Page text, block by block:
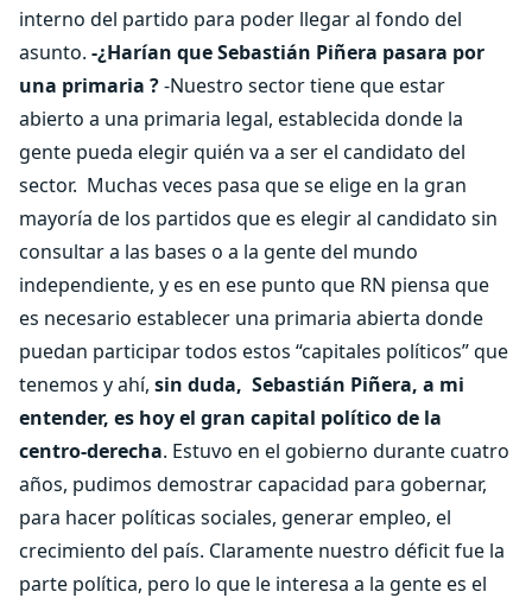
interno del partido para poder llegar al fondo del
asunto. -¿Harían que Sebastián Piñera pasara por
una primaria ?-Nuestro sector tiene que estar
abierto a una primaria legal, establecida donde la
gente pueda elegir quién va a ser el candidato del
sector. Muchas veces pasa que se elige en la gran
mayoría de los partidos que es elegir al candidato sin
consultar a las bases o a la gente del mundo
independiente, y es en ese punto que RN piensa que
es necesario establecer una primaria abierta donde
puedan participar todos estos “capitales políticos” que
tenemos y ahí, sin duda, Sebastián Piñera, a mi
entender, es hoy el gran capital político de la
centro-derecha. Estuvo en el gobierno durante cuatro
años, pudimos demostrar capacidad para gobernar,
para hacer políticas sociales, generar empleo, el
crecimiento del país. Claramente nuestro déficit fue la
parte política, pero lo que le interesa a la gente es el